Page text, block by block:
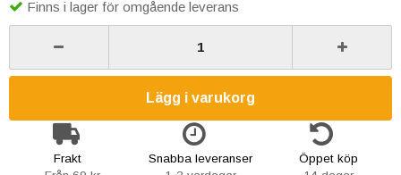
Finns i lager för omgående leverans
Lägg i varukorg
Frakt
Snabba leveranser
Öppet köp